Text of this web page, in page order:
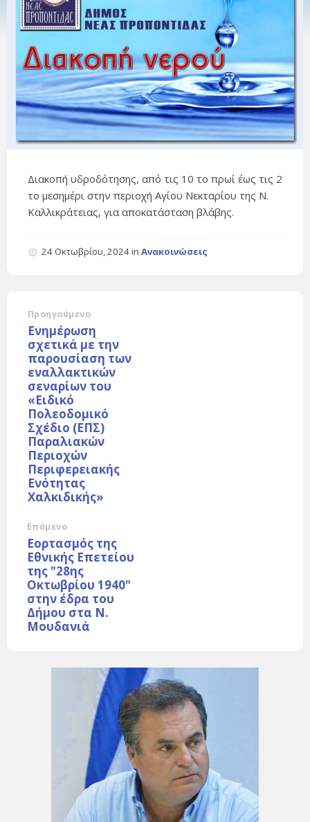
Διακοπή υδροδότησης, από τις 10 το πρωί έως τις 2
το μεσημέρι στην περιοχή Αγίου Νεκταρίου της Ν.
Καλλικράτειας, για αποκατάσταση βλάβης.
24 Οκτωβρίου, 2024in Ανακοινώσεις
Προηγούμενο
Ενημέρωση
σχετικά με την
παρουσίαση των
εναλλακτικών
σεναρίων του
«Ειδικό
Πολεοδομικό
Σχέδιο (ΕΠΣ)
Παραλιακών
Περιοχών
Περιφερειακής
Ενότητας
Χαλκιδικής»
Επόμενο
Εορτασμός της
Εθνικής Επετείου
της "28ης
Οκτωβρίου 1940"
στην έδρα του
Δήμου στα Ν.
Μουδανιά